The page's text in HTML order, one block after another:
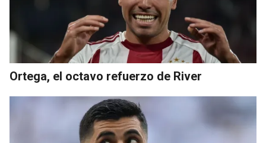
Ortega, el octavo refuerzo de River